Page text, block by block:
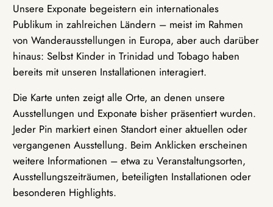
Unsere Exponate begeistern ein internationales
Publikum in zahlreichen Ländern – meist im Rahmen
von Wanderausstellungen in Europa, aber auch darüber
hinaus: Selbst Kinder in Trinidad und Tobago haben
bereits mit unseren Installationen interagiert.
Die Karte unten zeigt alle Orte, an denen unsere
Ausstellungen und Exponate bisher präsentiert wurden.
Jeder Pin markiert einen Standort einer aktuellen oder
vergangenen Ausstellung. Beim Anklicken erscheinen
weitere Informationen – etwa zu Veranstaltungsorten,
Ausstellungszeiträumen, beteiligten Installationen oder
besonderen Highlights.